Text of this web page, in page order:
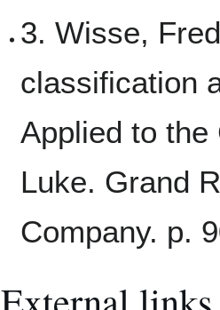
3. Wisse,
classification
Applied to the
Luke. Grand
Company. p.